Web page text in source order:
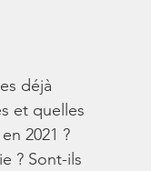
déjà
et quelles
2021 ?
? Sont-ils